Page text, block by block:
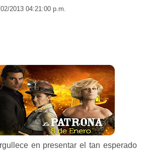
2013 04:21:00 p.m.
en presentar el tan esperado